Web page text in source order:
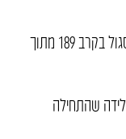
במחקר נוסף שנערך ב- 2018 הופיע הפס הסגול בקרב 189 מתוך
שהתחילה